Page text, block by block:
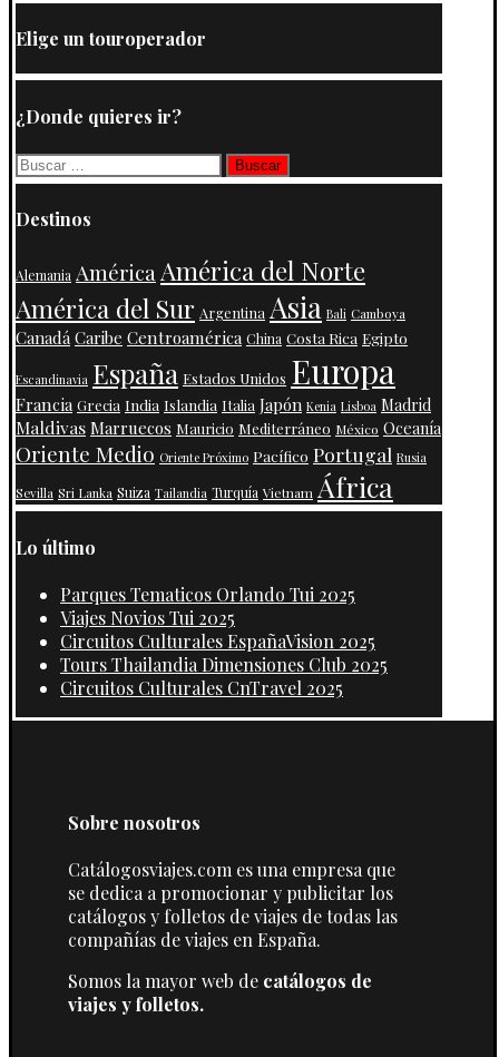
Elige un touroperador
¿Donde quieres ir?
Buscar:
Destinos
Alemania AméricaAmérica del Norte
América del Sur Argentina Asia Bali Camboya
Canadá Caribe Centroamérica China Costa Rica Egipto
Escandinavia España Estados Unidos Europa
Francia Grecia India Islandia Italia Japón Kenia Lisboa Madrid
Maldivas Marruecos Mauricio Mediterráneo México Oceanía
Oriente Medio Oriente Próximo Pacífico Portugal Rusia
Sevilla Sri Lanka Suiza Tailandia Turquía Vietnam África
Lo último
Parques Tematicos Orlando Tui 2025
Viajes Novios Tui 2025
Circuitos Culturales EspañaVision 2025
Tours Thailandia Dimensiones Club 2025
Circuitos Culturales CnTravel 2025
Sobre nosotros
Catálogosviajes.com es una empresa que
se dedica a promocionar y publicitar los
catálogos y folletos de viajes de todas las
compañías de viajes en España.
Somos la mayor web de catálogos de
viajes y folletos.